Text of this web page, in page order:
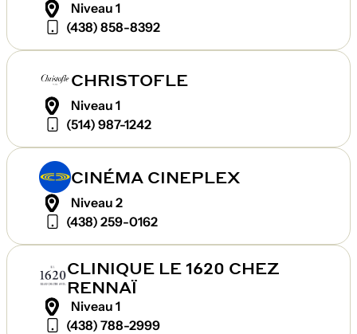
Niveau 1
(438) 858-8392
CHRISTOFLE
Niveau 1
(514) 987-1242
CINÉMA CINEPLEX
Niveau 2
(438) 259-0162
CLINIQUE LE 1620 CHEZ
RENNAÏ
Niveau 1
(438) 788-2999